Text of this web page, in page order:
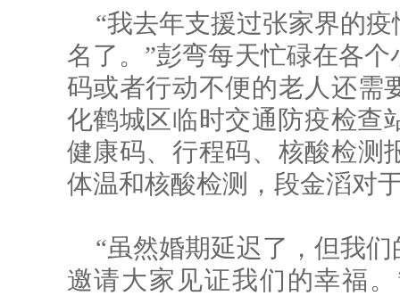
“我去年支援过张家界的
名了。”彭弯每天忙碌在各
码或者行动不便的老人还需
化鹤城区临时交通防疫检查
健康码、行程码、核酸检测
体温和核酸检测，段金滔对
“虽然婚期延迟了，但我
邀请大家见证我们的幸福